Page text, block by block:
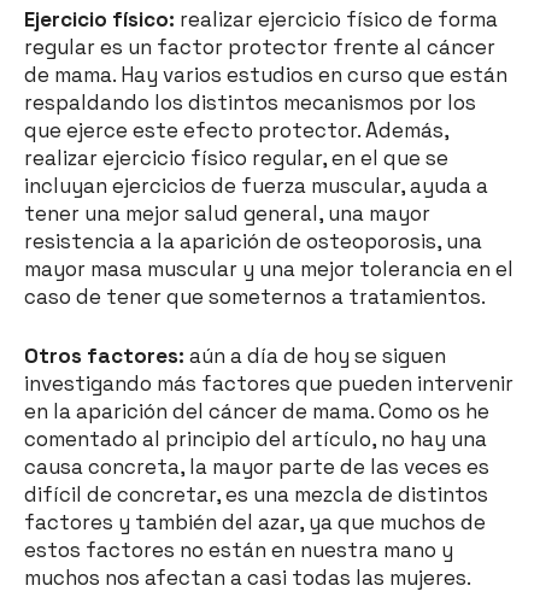
Ejercicio físico: realizar ejercicio físico de forma
regular es un factor protector frente al cáncer
de mama. Hay varios estudios en curso que están
respaldando los distintos mecanismos por los
que ejerce este efecto protector. Además,
realizar ejercicio físico regular, en el que se
incluyan ejercicios de fuerza muscular, ayuda a
tener una mejor salud general, una mayor
resistencia a la aparición de osteoporosis, una
mayor masa muscular y una mejor tolerancia en el
caso de tener que someternos a tratamientos.
Otros factores: aún a día de hoy se siguen
investigando más factores que pueden intervenir
en la aparición del cáncer de mama. Como os he
comentado al principio del artículo, no hay una
causa concreta, la mayor parte de las veces es
difícil de concretar, es una mezcla de distintos
factores y también del azar, ya que muchos de
estos factores no están en nuestra mano y
muchos nos afectan a casi todas las mujeres.